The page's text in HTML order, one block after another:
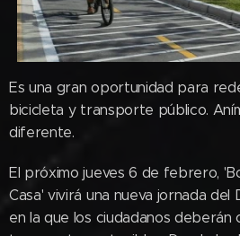
Es una gran oportunidad para
bicicleta y transporte público.
diferente.
El próximo jueves 6 de febrero,
Casa' vivirá una nueva jornada del
en la que los ciudadanos